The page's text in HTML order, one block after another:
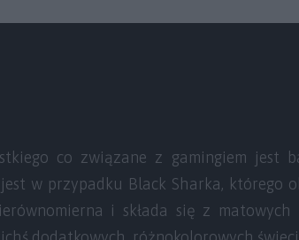
co związane z gamingiem jest
w przypadku Black Sharka, którego
i składa się z matowych